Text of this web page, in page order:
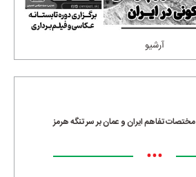
آرشیو
مختصات تفاهم ایران و عمان بر سر تنگه هرمز
•••